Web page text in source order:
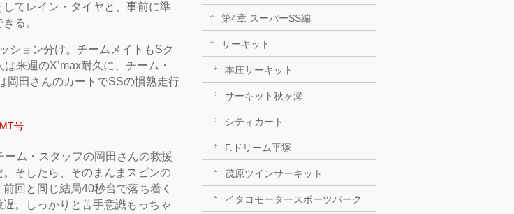
してレイン・タイヤと、事前に準
る。
ション分け。チームメイトもSク
来週のX’max耐久に、チーム・
岡田さんのカートでSSの慣熟走行
ム・スタッフの岡田さんの救援
そしたら、そのまんまスピンの
回と同じ結局40秒台で落ち着く
。しっかりと苦手意識もっちゃ
第4章 スーパーSS編
サーキット
本庄サーキット
サーキット秋ヶ瀬
シティカート
F.ドリーム平塚
茂原ツインサーキット
イタコモータースポーツパーク